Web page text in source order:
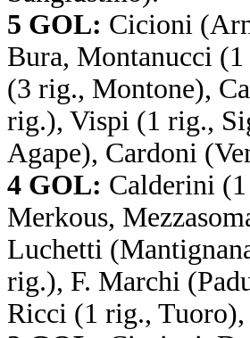
5 GOL: Cicioni
Bura, Montanucci
(3 rig., Montone),
rig.), Vispi (1 rig.,
Agape), Cardoni
4 GOL: Calderini
Merkous,
Luchetti
rig.), F. Marchi
Ricci (1 rig.,